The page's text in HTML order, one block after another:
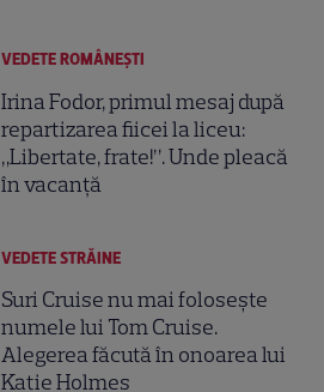
VEDETE ROMÂNEŞTI
Irina Fodor, primul mesaj după
repartizarea fiicei la liceu:
„Libertate, frate!”. Unde pleacă
în vacanță
VEDETE STRĂINE
Suri Cruise nu mai folosește
numele lui Tom Cruise.
Alegerea făcută în onoarea lui
Katie Holmes